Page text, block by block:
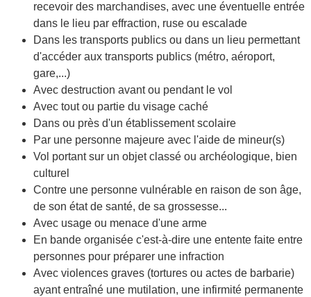
recevoir des marchandises, avec une éventuelle entrée
dans le lieu par effraction, ruse ou escalade
Dans les transports publics ou dans un lieu permettant
d'accéder aux transports publics (métro, aéroport,
gare,...)
Avec destruction avant ou pendant le vol
Avec tout ou partie du visage caché
Dans ou près d'un établissement scolaire
Par une personne majeure avec l'aide de mineur(s)
Vol portant sur un objet classé ou archéologique, bien
culturel
Contre une personne vulnérable en raison de son âge,
de son état de santé, de sa grossesse...
Avec usage ou menace d'une arme
En bande organisée c'est-à-dire une entente faite entre
personnes pour préparer une infraction
Avec violences graves (tortures ou actes de barbarie)
ayant entraîné une mutilation, une infirmité permanente